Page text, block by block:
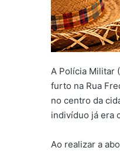
A Polícia Militar
furto na Rua
no centro da
indivíduo já era
Ao realizar a